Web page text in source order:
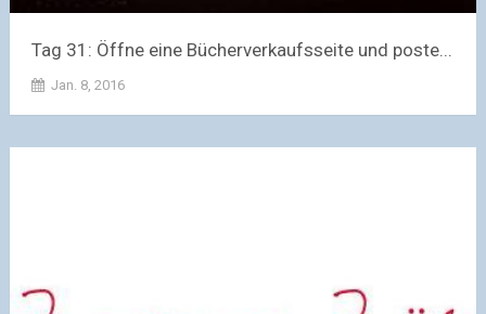
Tag 31: Öffne eine Bücherverkaufsseite und poste...
Jan. 8, 2016